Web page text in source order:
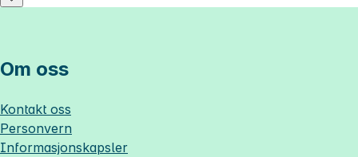
Om oss
Kontakt oss
Personvern
Informasjonskapsler